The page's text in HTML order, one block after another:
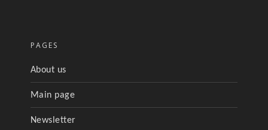
PAGES
About us
Main page
Newsletter